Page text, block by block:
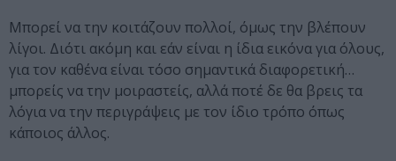
Μπορεί να την κοιτάζουν πολλοί, όμως την βλέπουν
λίγοι. Διότι ακόμη και εάν είναι η ίδια εικόνα για όλους,
για τον καθένα είναι τόσο σημαντικά διαφορετική…
μπορείς να την μοιραστείς, αλλά ποτέ δε θα βρεις τα
λόγια να την περιγράψεις με τον ίδιο τρόπο όπως
κάποιος άλλος.